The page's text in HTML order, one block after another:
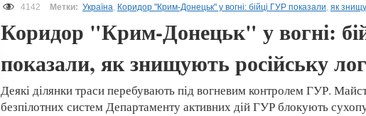
4142
Метки: Україна, Коридор "Крим-Донецьк" у вогні: бійці ГУР показали, як
Коридор "Крим-Донецьк" у вогні:
показали, як знищують російську
Деякі ділянки траси перебувають під вогневим контролем ГУР.
безпілотних систем Департаменту активних дій ГУР блокують